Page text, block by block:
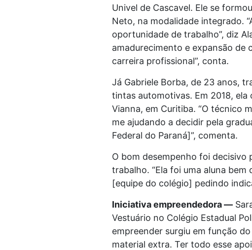
Univel de Cascavel. Ele se
Neto, na modalidade integrado.
oportunidade de trabalho”, diz
amadurecimento e expansão
carreira profissional”, conta.
Já Gabriele Borba, de 23 anos,
tintas automotivas. Em 2018, ela
Vianna, em Curitiba. “O técnico
me ajudando a decidir pela
Federal do Paraná]”, comenta.
O bom desempenho foi decisivo
trabalho. “Ela foi uma aluna
[equipe do colégio] pedindo
Iniciativa empreendedora —
Vestuário no Colégio Estadual
empreender surgiu em função
material extra. Ter todo esse